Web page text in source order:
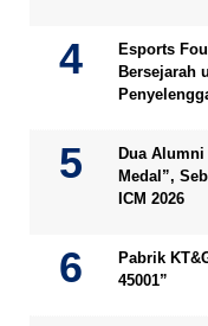
Esports
Bersejarah
Dua
Medal”,
ICM 2026
Pabrik
45001”